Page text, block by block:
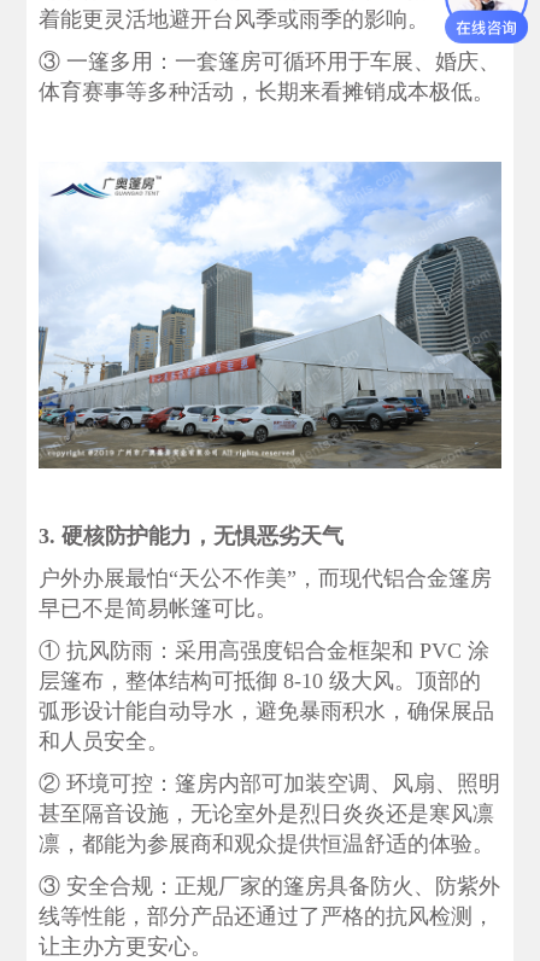
着能更灵活地避开台风季或雨季的影响。
③ ‌一篷多用‌：一套篷房可循环用于车展、婚庆、
体育赛事等多种活动，长期来看摊销成本极低。
3. 硬核防护能力，无惧恶劣天气
户外办展最怕“天公不作美”，而现代铝合金篷房
早已不是简易帐篷可比。
‌① 抗风防雨‌：采用高强度铝合金框架和 PVC 涂
层篷布，整体结构可抵御 8-10 级大风。顶部的
弧形设计能自动导水，避免暴雨积水，确保展品
和人员安全。
‌② 环境可控‌：篷房内部可加装空调、风扇、照明
甚至隔音设施，无论室外是烈日炎炎还是寒风凛
凛，都能为参展商和观众提供恒温舒适的体验。
‌③ 安全合规‌：正规厂家的篷房具备防火、防紫外
线等性能，部分产品还通过了严格的抗风检测，
让主办方更安心。